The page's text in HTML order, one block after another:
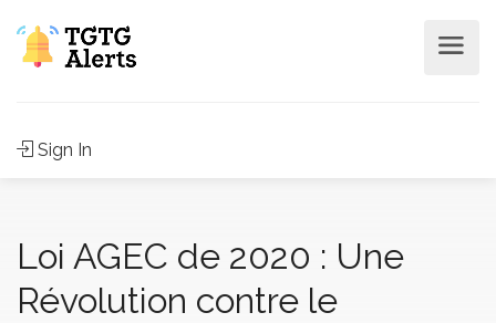
Sign In
Loi AGEC de 2020 : Une
Révolution contre le